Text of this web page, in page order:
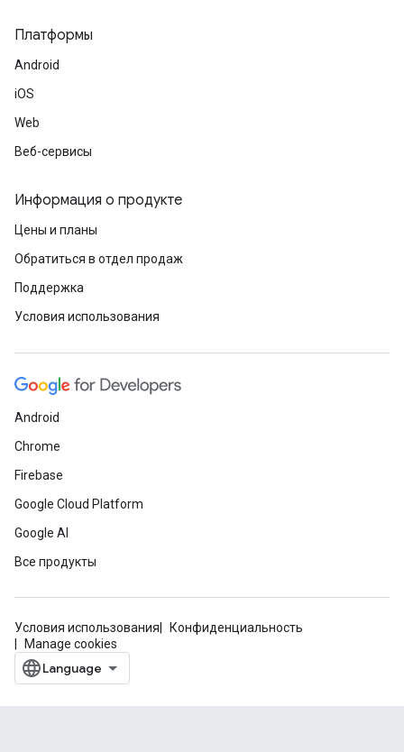
Платформы
Android
iOS
Web
Веб-сервисы
Информация о продукте
Цены и планы
Обратиться в отдел продаж
Поддержка
Условия использования
Android
Chrome
Firebase
Google Cloud Platform
Google AI
Все продукты
Условия использования
Конфиденциальность
Manage cookies